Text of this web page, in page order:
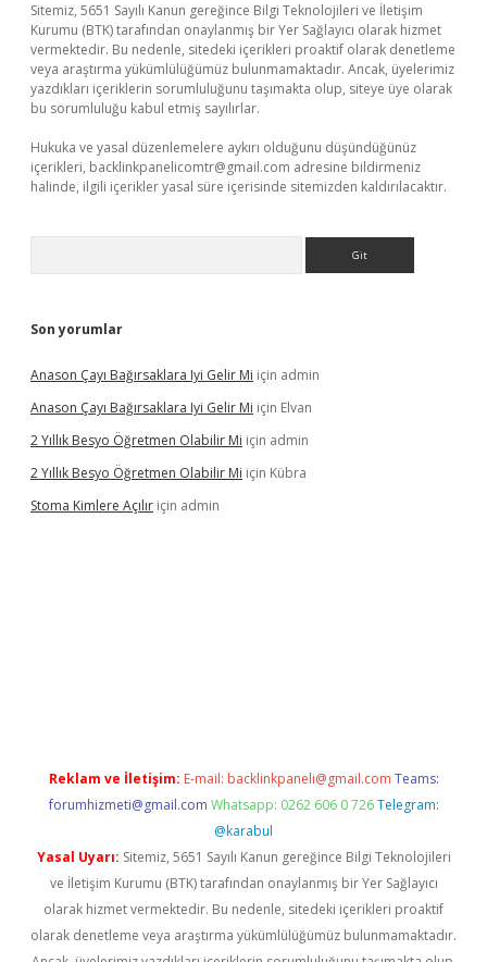
Sitemiz, 5651 Sayılı Kanun gereğince Bilgi Teknolojileri ve İletişim
Kurumu (BTK) tarafından onaylanmış bir Yer Sağlayıcı olarak hizmet
vermektedir. Bu nedenle, sitedeki içerikleri proaktif olarak denetleme
veya araştırma yükümlülüğümüz bulunmamaktadır. Ancak, üyelerimiz
yazdıkları içeriklerin sorumluluğunu taşımakta olup, siteye üye olarak
bu sorumluluğu kabul etmiş sayılırlar.
Hukuka ve yasal düzenlemelere aykırı olduğunu düşündüğünüz
içerikleri, backlinkpanelicomtr@gmail.com adresine bildirmeniz
halinde, ilgili içerikler yasal süre içerisinde sitemizden kaldırılacaktır.
Son yorumlar
Anason Çayı Bağırsaklara Iyi Gelir Mi için admin
Anason Çayı Bağırsaklara Iyi Gelir Mi için Elvan
2 Yıllık Besyo Öğretmen Olabilir Mi için admin
2 Yıllık Besyo Öğretmen Olabilir Mi için Kübra
Stoma Kimlere Açılır için admin
Reklam ve İletişim: E-mail: backlinkpaneli@gmail.com Teams:
forumhizmeti@gmail.com Whatsapp: 0262 606 0 726 Telegram:
@karabul
Yasal Uyarı: Sitemiz, 5651 Sayılı Kanun gereğince Bilgi Teknolojileri
ve İletişim Kurumu (BTK) tarafından onaylanmış bir Yer Sağlayıcı
olarak hizmet vermektedir. Bu nedenle, sitedeki içerikleri proaktif
olarak denetleme veya araştırma yükümlülüğümüz bulunmamaktadır.